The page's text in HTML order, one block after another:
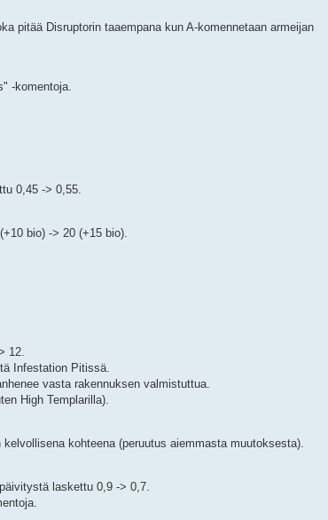
pitää Disruptorin taaempana kun A-komennetaan armeijan
-komentoja.
0,45 -> 0,55.
bio) -> 20 (+15 bio).
12.
Infestation Pitissä.
vasta rakennuksen valmistuttua.
High Templarilla).
kohteena (peruutus aiemmasta muutoksesta).
laskettu 0,9 -> 0,7.